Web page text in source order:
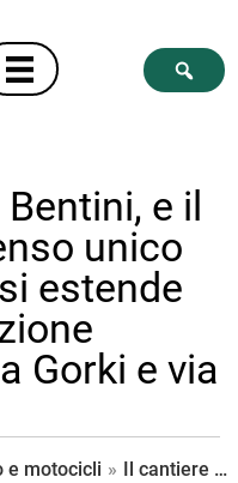
e il
unico
estende
Gorki e via
e motocicli » Il cantiere di via Bentini, e il conseguente senso unico verso periferia, si estende anche nella porzione compresa tra via Gorki e via Sant’Anna